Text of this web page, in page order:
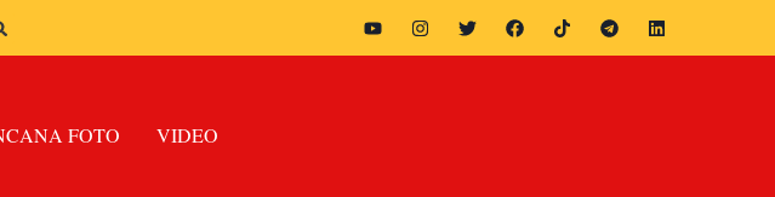
FOTO VIDEO